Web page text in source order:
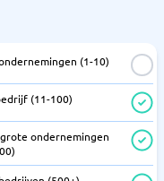
(1-10)
(11-100)
ondernemingen